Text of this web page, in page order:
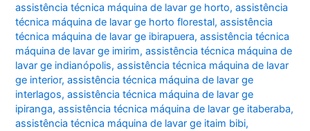
assistência técnica máquina de lavar ge horto,assistência
técnica máquina de lavar ge horto florestal,assistência
técnica máquina de lavar ge ibirapuera,assistência técnica
máquina de lavar ge imirim,assistência técnica máquina de
lavar ge indianópolis,assistência técnica máquina de lavar
ge interior,assistência técnica máquina de lavar ge
interlagos,assistência técnica máquina de lavar ge
ipiranga,assistência técnica máquina de lavar ge itaberaba,
assistência técnica máquina de lavar ge itaim bibi,